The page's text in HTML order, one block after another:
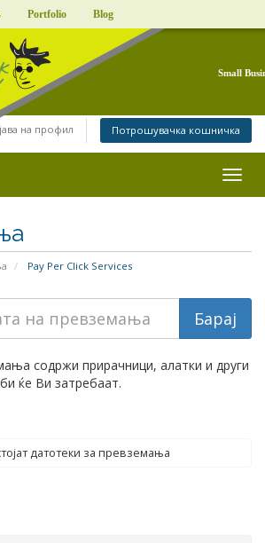
Portfolio Blog
Small
на профил Потрошувачка кошничка
Pay Per Click Services
содржи прирачници, алатки и други
ќе Ви затребаат.
датотеки за превземања